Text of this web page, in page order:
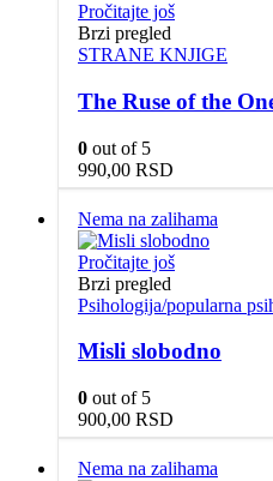
Pročitajte još
Brzi pregled
STRANE KNJIGE
The Ruse of the
0 out of 5
990,00 RSD
Nema na zalihama
Pročitajte još
Brzi pregled
Psihologija/popularna
Misli slobodno
0 out of 5
900,00 RSD
Nema na zalihama